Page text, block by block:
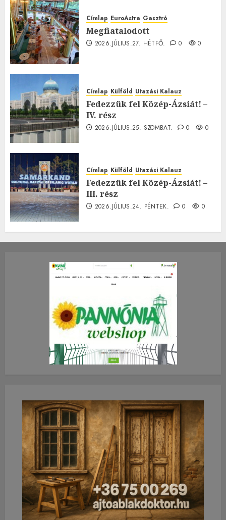
Címlap EuroAstra Gasztró
Megfiatalodott
2026.JÚLIUS.27. HÉTFŐ. 0 0
Címlap Külföld Utazási Kalauz
Fedezzük fel Közép-Ázsiát! –
IV. rész
2026.JÚLIUS.25. SZOMBAT. 0 0
Címlap Külföld Utazási Kalauz
Fedezzük fel Közép-Ázsiát! –
III. rész
2026.JÚLIUS.24. PÉNTEK. 0 0